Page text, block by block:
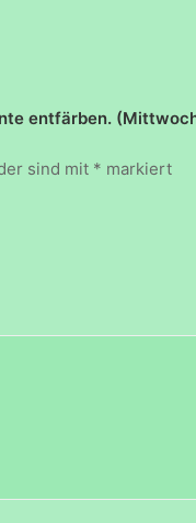
entfärben.
sind mit * markiert